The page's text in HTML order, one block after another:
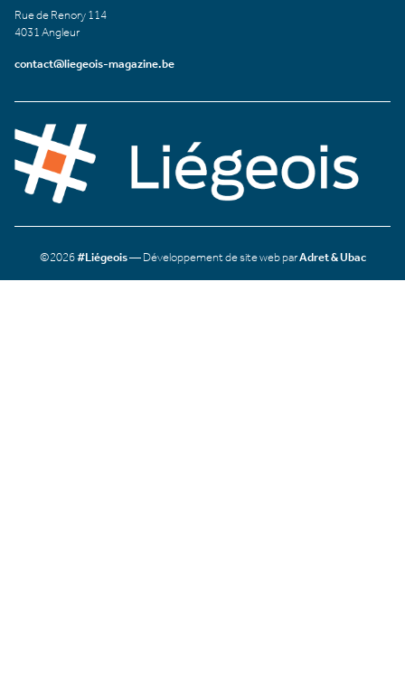
Rue de Renory 114
4031 Angleur
contact@liegeois-magazine.be
©2026#Liégeois— Développement de site web parAdret & Ubac